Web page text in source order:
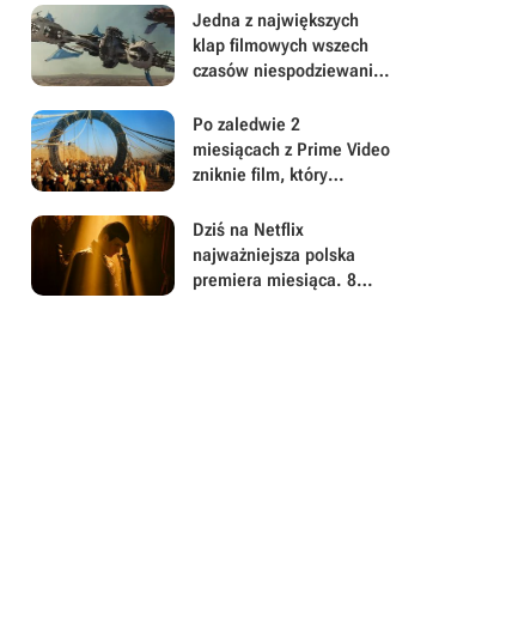
Henrym Cavillem w roli
głównej
Jedna z największych
klap filmowych wszech
czasów niespodziewanie
tym razem wszystko
będzie inaczej
Po zaledwie 2
miesiącach z Prime Video
zniknie film, który
największych serii sci-fi
składającą się z prawie
400 odcinków
Dziś na Netflix
najważniejsza polska
premiera miesiąca. 8